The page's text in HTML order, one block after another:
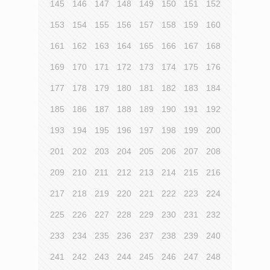
145 146 147 148 149 150 151 152
153 154 155 156 157 158 159 160
161 162 163 164 165 166 167 168
169 170 171 172 173 174 175 176
177 178 179 180 181 182 183 184
185 186 187 188 189 190 191 192
193 194 195 196 197 198 199 200
201 202 203 204 205 206 207 208
209 210 211 212 213 214 215 216
217 218 219 220 221 222 223 224
225 226 227 228 229 230 231 232
233 234 235 236 237 238 239 240
241 242 243 244 245 246 247 248